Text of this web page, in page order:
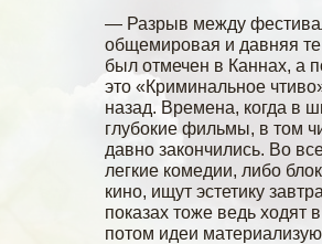
— Разрыв между
общемировая и давняя
был отмечен в Каннах, а
это «Криминальное
назад. Времена, когда в
глубокие фильмы, в том
давно закончились. Во
легкие комедии, либо
кино, ищут эстетику
показах тоже ведь
потом идеи